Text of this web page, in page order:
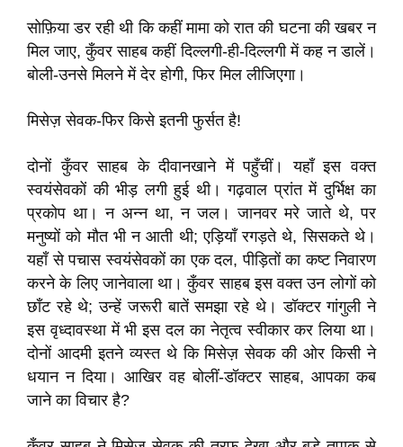
सोफ़िया डर रही थी कि कहीं मामा को रात की घटना की खबर न
मिल जाए, कुँवर साहब कहीं दिल्लगी-ही-दिल्लगी में कह न डालें।
बोली-उनसे मिलने में देर होगी, फिर मिल लीजिएगा।
मिसेज़ सेवक-फिर किसे इतनी फुर्सत है!
दोनों कुँवर साहब के दीवानखाने में पहुँचीं। यहाँ इस वक्त
स्वयंसेवकों की भीड़ लगी हुई थी। गढ़वाल प्रांत में दुर्भिक्ष का
प्रकोप था। न अन्न था, न जल। जानवर मरे जाते थे, पर
मनुष्यों को मौत भी न आती थी; एड़ियाँ रगड़ते थे, सिसकते थे।
यहाँ से पचास स्वयंसेवकों का एक दल, पीड़ितों का कष्ट निवारण
करने के लिए जानेवाला था। कुँवर साहब इस वक्त उन लोगों को
छाँट रहे थे; उन्हें जरूरी बातें समझा रहे थे। डॉक्टर गांगुली ने
इस वृध्दावस्था में भी इस दल का नेतृत्व स्वीकार कर लिया था।
दोनों आदमी इतने व्यस्त थे कि मिसेज़ सेवक की ओर किसी ने
धयान न दिया। आखिर वह बोलीं-डॉक्टर साहब, आपका कब
जाने का विचार है?